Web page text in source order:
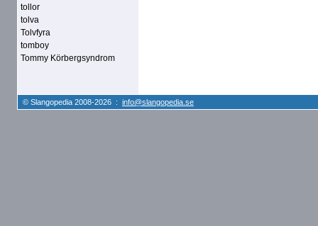
tollor
tolva
Tolvfyra
tomboy
Tommy Körbergsyndrom
© Slangopedia 2008-2026 : info@slangopedia.se